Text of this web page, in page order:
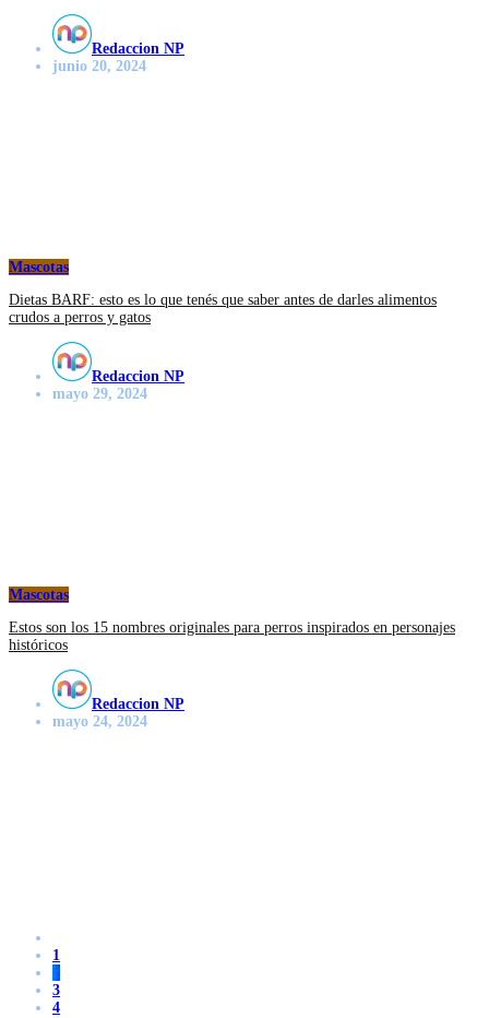
Redaccion NP
junio 20, 2024
Mascotas
Dietas BARF: esto es lo que tenés que saber antes de darles alimentos
crudos a perros y gatos
Redaccion NP
mayo 29, 2024
Mascotas
Estos son los 15 nombres originales para perros inspirados en personajes
históricos
Redaccion NP
mayo 24, 2024
1
3
4